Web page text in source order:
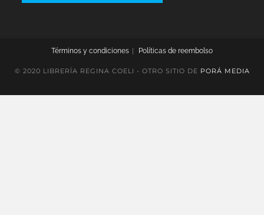
Términos y condiciones Políticas de reembolso
© 2020 LIBRERÍA REGINA COELI - OTRO SITIO DE PORÁ MEDIA